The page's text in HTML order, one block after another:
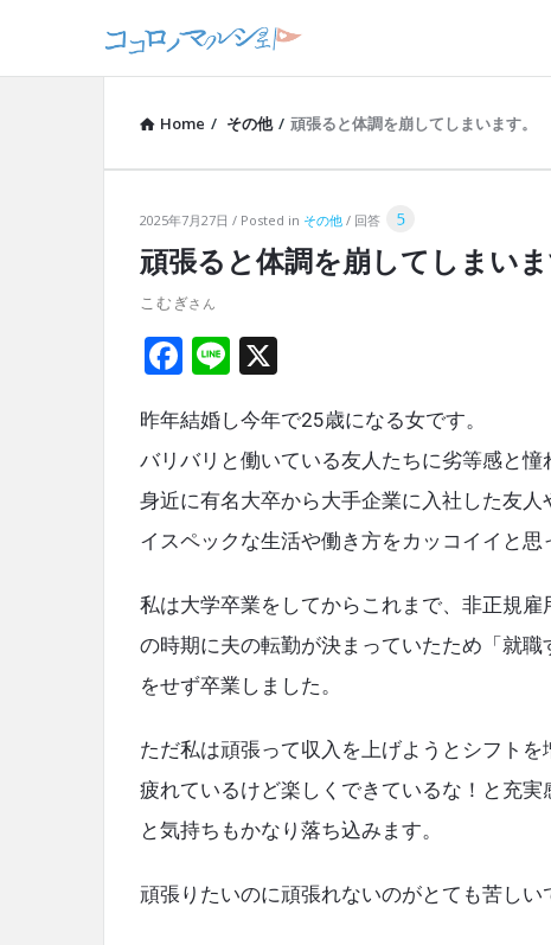
Home / その他 / 頑張ると体調を崩してしまいます。
コ
コ
ロ
ノ
マ
ル
シ
ェ
Latest
Articles
2025年7月27日 Posted in その他 回答 5
頑張ると体調を崩してしまいま
こむぎ
F
ce
b
o
o
k
Li
e
昨年結婚し今年で25歳になる女です。
バリバリと働いている友人たちに劣等感と憧
身近に有名大卒から大手企業に入社した友
イスペックな生活や働き方をカッコイイと思
私は大学卒業をしてからこれまで、非正規
の時期に夫の転勤が決まっていたため「就
をせず卒業しました。
ただ私は頑張って収入を上げようとシフト
疲れているけど楽しくできているな！と充
と気持ちもかなり落ち込みます。
頑張りたいのに頑張れないのがとても苦しい